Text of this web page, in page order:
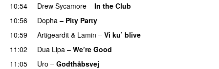
10:54
Drew Sycamore – In the Club
10:56
Dopha – Pity Party
10:59
Artigeardit & Lamin – Vi ku’ blive
11:02
Dua Lipa – We’re Good
11:05
Uro – Godthåbsvej